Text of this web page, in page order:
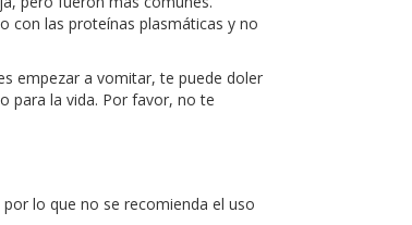
con las proteínas plasmáticas y no
empezar a vomitar, te puede doler
para la vida. Por favor, no te
lo que no se recomienda el uso